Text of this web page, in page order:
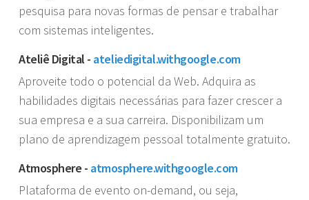
pesquisa para novas formas de pensar e trabalhar
com sistemas inteligentes.
Ateliê Digital - ateliedigital.withgoogle.com
Aproveite todo o potencial da Web. Adquira as
habilidades digitais necessárias para fazer crescer a
sua empresa e a sua carreira. Disponibilizam um
plano de aprendizagem pessoal totalmente gratuito.
Atmosphere - atmosphere.withgoogle.com
Plataforma de evento on-demand, ou seja,